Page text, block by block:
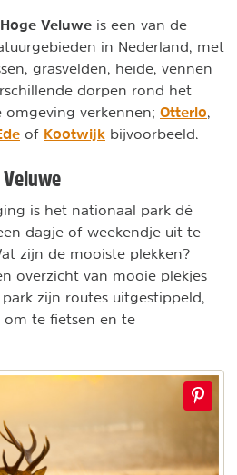
Veluwe is een van de
in Nederland, met
grasvelden, heide, vennen
dorpen rond het
omgeving verkennen; Otterlo
of Kootwijk bijvoorbeeld.
Veluwe
is het nationaal park dé
dagje of weekendje uit te
zijn de mooiste plekken?
overzicht van mooie plekjes
zijn routes uitgestippeld,
te fietsen en te